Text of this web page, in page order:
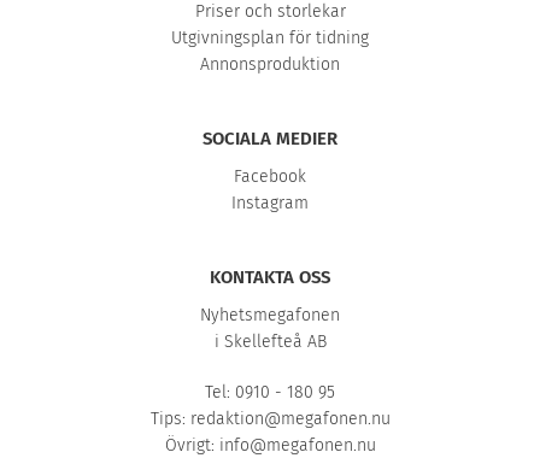
Priser och storlekar
Utgivningsplan för tidning
Annonsproduktion
SOCIALA MEDIER
Facebook
Instagram
KONTAKTA OSS
Nyhetsmegafonen
i Skellefteå AB
Tel: 0910 - 180 95
Tips: redaktion@megafonen.nu
Övrigt: info@megafonen.nu